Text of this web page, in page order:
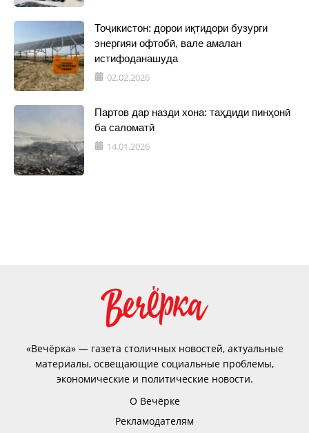
Тоҷикистон: дорои иқтидори бузурги
энергияи офтобӣ, вале амалан
истифоданашуда
02.02.2026
Партов дар назди хона: таҳдиди пинҳонӣ
ба саломатӣ
14.01.2026
«Вечёрка» — газета столичных новостей, актуальные
материалы, освещающие социальные проблемы,
экономические и политические новости.
О Вечёрке
Рекламодателям